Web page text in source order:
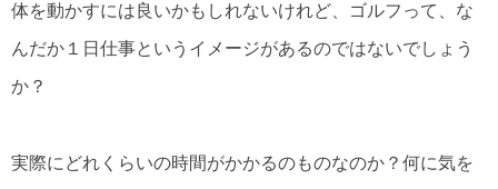
体を動かすには良いかもしれないけれど、ゴルフって、な
んだか１日仕事というイメージがあるのではないでしょう
か？
実際にどれくらいの時間がかかるのものなのか？何に気を